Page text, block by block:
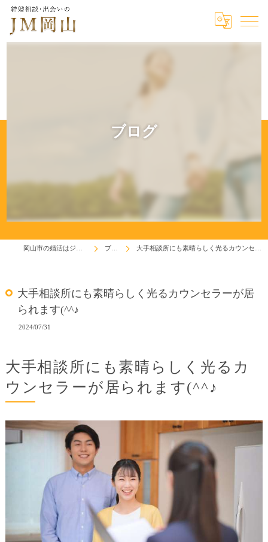
ブログ
ブログ 大手相談所にも素晴らしく光るカウンセラーが居られます(^^♪
大手相談所にも素晴らしく光るカウンセラーが居
られます(^^♪
2024/07/31
大手相談所にも素晴らしく光るカ
ウンセラーが居られます(^^♪